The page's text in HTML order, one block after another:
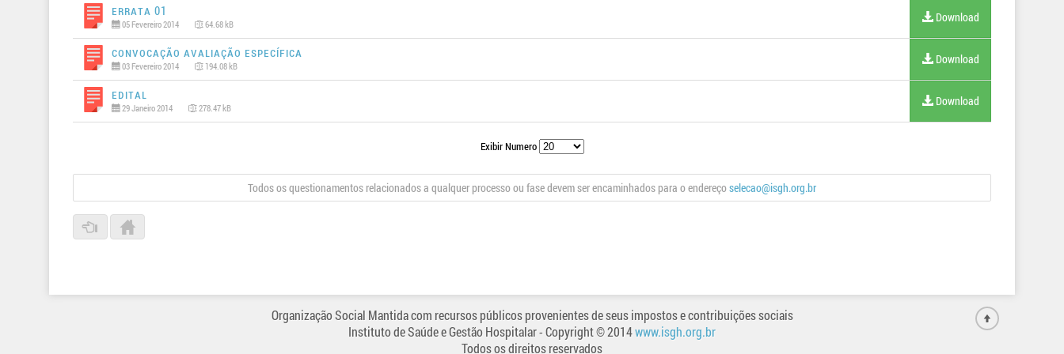
Errata 01
05 Fevereiro 2014 64.68 kB Download
Convocação Avaliação Específica
03 Fevereiro 2014 194.08 kB Download
Edital
29 Janeiro 2014 278.47 kB Download
Exibir Numero
Todos os questionamentos relacionados a qualquer processo ou fase devem ser encaminhados para o endereçoselecao@isgh.org.br
Organização Social Mantida com recursos públicos provenientes de seus impostos e contribuições sociais
Instituto de Saúde e Gestão Hospitalar- Copyright © 2014www.isgh.org.br
Todos os direitos reservados